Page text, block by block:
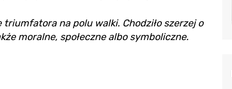
triumfatora na polu walki. Chodziło szerzej o
moralne, społeczne albo symboliczne.